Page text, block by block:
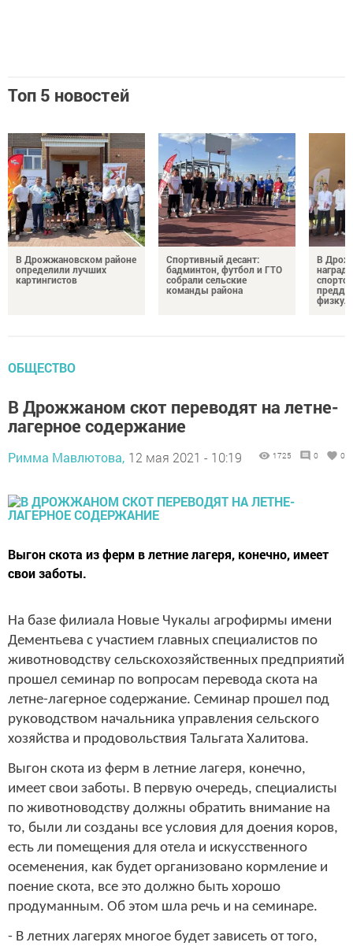
Топ 5 новостей
В Дрожжановском районе
определили лучших
картингистов
Спортивный десант:
бадминтон, футбол и ГТО
собрали сельские
команды района
В
ОБЩЕСТВО
В Дрожжаном скот переводят на летне-
лагерное содержание
Римма Мавлютова, 12 мая 2021 - 10:19 1725 0 0
Выгон скота из ферм в летние лагеря, конечно, имеет
свои заботы.
На базе филиала Новые Чукалы агрофирмы имени
Дементьева с участием главных специалистов по
животноводству сельскохозяйственных предприятий
прошел семинар по вопросам перевода скота на
летне-лагерное содержание. Семинар прошел под
руководством начальника управления сельского
хозяйства и продовольствия Тальгата Халитова.
Выгон скота из ферм в летние лагеря, конечно,
имеет свои заботы. В первую очередь, специалисты
по животноводству должны обратить внимание на
то, были ли созданы все условия для доения коров,
есть ли помещения для отела и искусственного
осеменения, как будет организовано кормление и
поение скота, все это должно быть хорошо
продуманным. Об этом шла речь и на семинаре.
- В летних лагерях многое будет зависеть от того,